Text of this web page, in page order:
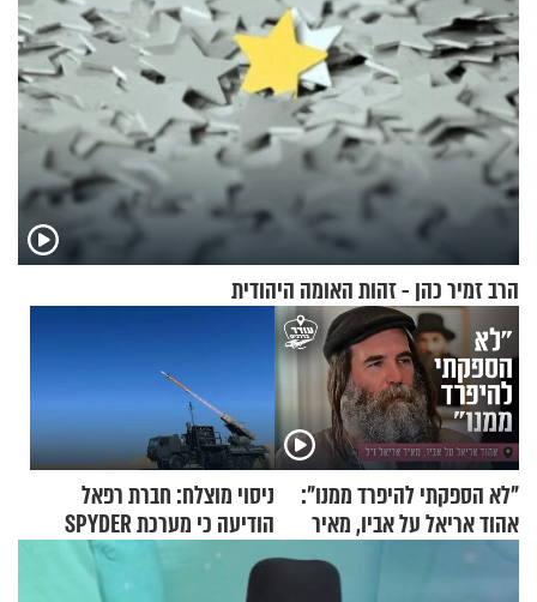
הרב זמיר כהן - זהות האומה היהודית
"לא הספקתי להיפרד ממנו":
אהוד אריאל על אביו, מאיר
אריאל ז"ל
ניסוי מוצלח: חברת רפאל
הודיעה כי מערכת SPYDER
הצליחה ליירט כטב"ם